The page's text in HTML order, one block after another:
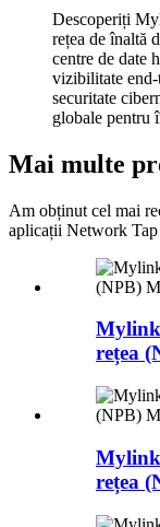
Descoperiți
rețea de înaltă
centre de date
vizibilitate end-
securitate
globale pentru
Mai multe
Am obținut cel mai
aplicații Network Tap
rețea
rețea